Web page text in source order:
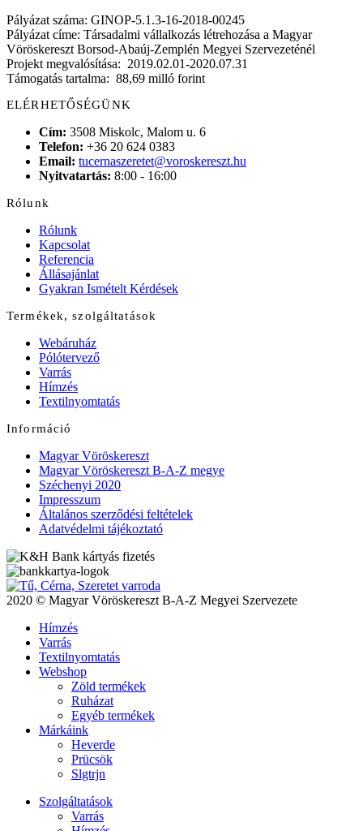
Pályázat száma: GINOP-5.1.3-16-2018-00245
Pályázat címe: Társadalmi vállalkozás létrehozása a Magyar
Vöröskereszt Borsod-Abaúj-Zemplén Megyei Szervezeténél
Projekt megvalósítása: 2019.02.01-2020.07.31
Támogatás tartalma: 88,69 milló forint
ELÉRHETŐSÉGÜNK
Cím: 3508 Miskolc, Malom u. 6
Telefon: +36 20 624 0383
Email: tucernaszeretet@voroskereszt.hu
Nyitvatartás: 8:00 - 16:00
Rólunk
Rólunk
Kapcsolat
Referencia
Állásajánlat
Gyakran Ismételt Kérdések
Termékek, szolgáltatások
Webáruház
Pólótervező
Varrás
Hímzés
Textilnyomtatás
Információ
Magyar Vöröskereszt
Magyar Vöröskereszt B-A-Z megye
Széchenyi 2020
Impresszum
Általános szerződési feltételek
Adatvédelmi tájékoztató
2020 © Magyar Vöröskereszt B-A-Z Megyei Szervezete
Hímzés
Varrás
Textilnyomtatás
Webshop
Zöld termékek
Ruházat
Egyéb termékek
Márkáink
Heverde
Prücsök
Slgtrjn
Szolgáltatások
Varrás